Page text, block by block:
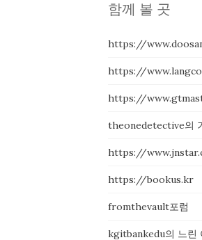
함께 볼 곳
https://
https://
https://
theonedetective의
https://
https://bookus.kr
fromthevault포럼
kgitbankedu의 느린